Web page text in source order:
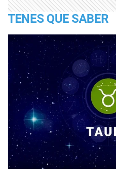
TENES QUE SABER